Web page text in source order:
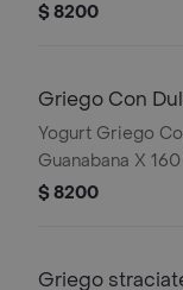
$ 8200
Griego Con
X 160 Gr
Yogurt Griego
Guanabana X
$ 8200
Griego